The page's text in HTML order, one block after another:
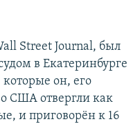
Street Journal, был
в Екатеринбурге
он, его
США отвергли как
и приговорён к 16